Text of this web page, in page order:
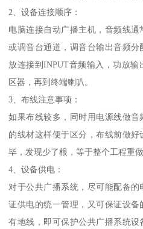
2、设备连接顺序：
电脑连接自动广播主机，音频线
或调音台通道，调音台输出音频
放连接到INPUT音频输入，功放
区器，再到终端喇叭。
3、布线注意事项：
如果布线较多，同时用电源线做
的线材这样便于区分，布线前做
毕，发现少了根，等于整个工程重做
4、设备供电：
对于公共广播系统，尽可能配备
证供电的统一管理，又可保证设
有地线，即可保护公共广播系统